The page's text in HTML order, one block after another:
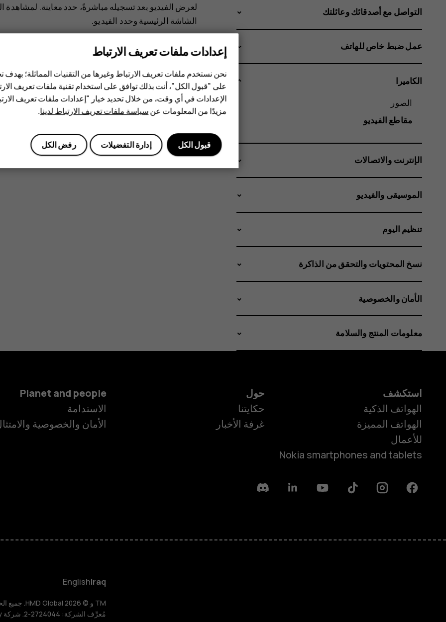
Terra M
HMD DUB
لعرض الفيديو بعد تسجيله مباشرةً، حدد معاينة. لمشاهدة
الشاشة الرئيسية وحدد الفيديو.
هل وجدت هذه المعلومات مفيدة؟
نعم لا
التواصل مع أصدقائك وعائلتك
عمل ضبط خاص للهاتف
الكاميرا
الصور
مقاطع الفيديو
الإنترنت والاتصالات
الموسيقى والفيديو
تنظيم اليوم
نسخ المحتويات والتحقق من الذاكرة
الأمان والخصوصية
معلومات المنتج والسلامة
استكشف
الهواتف الذكية
الهواتف المميزة
للأعمال
Nokia smartphones and tablets
حول
حكايتنا
غرفة الأخبار
Planet and people
الاستدامة
الأمان والخصوصية
Facebook
Instagram
Tiktok
Youtube
Linkedin
Discord
Iraq
English
إعدادات ملفات تعريف الارتباط
نحن نستخدم ملفات تعريف الارتباط وغيرها من التقنيات المماثلة؛
على "قبول الكل"، أنت بذلك توافق على استخدام تقنية ملفات تعريف
الإعدادات في أي وقت، من خلال تحديد خيار "إعدادات ملفات تعريف
مزيدًا من المعلومات عنسياسة ملفات تعريف الارتباط لدينا.
رفض الكل إدارة التفضيلات قبول الكل